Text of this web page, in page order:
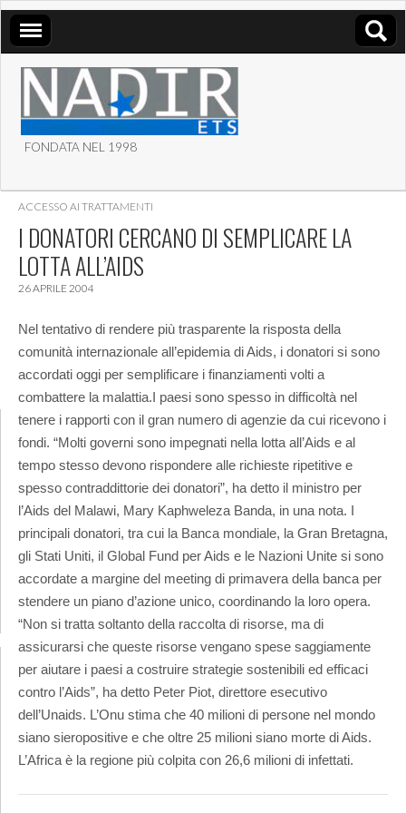
ASSOCIAZIONE NADIR
ETS
FONDATA NEL 1998
ACCESSO AI TRATTAMENTI
I DONATORI CERCANO DI SEMPLICARE LA
LOTTA ALL’AIDS
26 APRILE 2004
Nel tentativo di rendere più trasparente la risposta della
comunità internazionale all’epidemia di Aids, i donatori si sono
accordati oggi per semplificare i finanziamenti volti a
combattere la malattia.I paesi sono spesso in difficoltà nel
tenere i rapporti con il gran numero di agenzie da cui ricevono i
fondi. “Molti governi sono impegnati nella lotta all’Aids e al
tempo stesso devono rispondere alle richieste ripetitive e
spesso contraddittorie dei donatori”, ha detto il ministro per
l’Aids del Malawi, Mary Kaphweleza Banda, in una nota. I
principali donatori, tra cui la Banca mondiale, la Gran Bretagna,
gli Stati Uniti, il Global Fund per Aids e le Nazioni Unite si sono
accordate a margine del meeting di primavera della banca per
stendere un piano d’azione unico, coordinando la loro opera.
“Non si tratta soltanto della raccolta di risorse, ma di
assicurarsi che queste risorse vengano spese saggiamente
per aiutare i paesi a costruire strategie sostenibili ed efficaci
contro l’Aids”, ha detto Peter Piot, direttore esecutivo
dell’Unaids. L’Onu stima che 40 milioni di persone nel mondo
siano sieropositive e che oltre 25 milioni siano morte di Aids.
L’Africa è la regione più colpita con 26,6 milioni di infettati.